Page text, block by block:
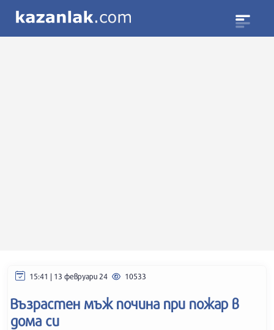
15:41 | 13 февруари 24 10533
Възрастен мъж почина при пожар в
дома си